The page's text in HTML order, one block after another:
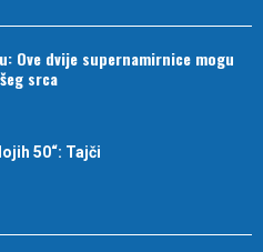
Ove dvije supernamirnice mogu
srca
50“: Tajči